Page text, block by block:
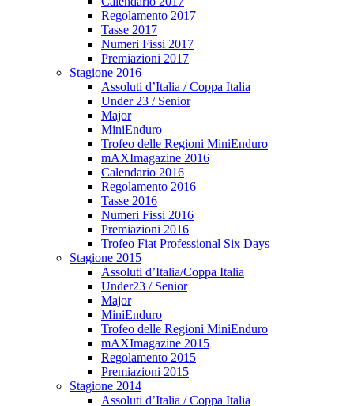
Regolamento 2017
Tasse 2017
Numeri Fissi 2017
Premiazioni 2017
Stagione 2016
Assoluti d’Italia / Coppa Italia
Under 23 / Senior
Major
MiniEnduro
Trofeo delle Regioni MiniEnduro
mAXImagazine 2016
Calendario 2016
Regolamento 2016
Tasse 2016
Numeri Fissi 2016
Premiazioni 2016
Trofeo Fiat Professional Six Days
Stagione 2015
Assoluti d’Italia/Coppa Italia
Under23 / Senior
Major
MiniEnduro
Trofeo delle Regioni MiniEnduro
mAXImagazine 2015
Regolamento 2015
Premiazioni 2015
Stagione 2014
Assoluti d’Italia / Coppa Italia